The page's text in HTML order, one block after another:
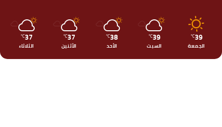
39
℃
الجمعة
39
℃
السبت
38
℃
الأحد
37
℃
الأثنين
37
℃
الثلاثاء